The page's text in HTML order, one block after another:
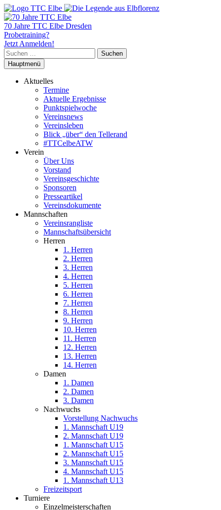
70 Jahre TTC Elbe Dresden
Probetraining?
Jetzt Anmelden!
Suchen
nach:
Hauptmenü
Aktuelles
Termine
Aktuelle Ergebnisse
Punktspielwoche
Vereinsnews
Vereinsleben
Blick „über“ den Tellerand
#TTCelbeATW
Verein
Über Uns
Vorstand
Vereinsgeschichte
Sponsoren
Presseartikel
Vereinsdokumente
Mannschaften
Vereinsrangliste
Mannschaftsübersicht
Herren
1. Herren
2. Herren
3. Herren
4. Herren
5. Herren
6. Herren
7. Herren
8. Herren
9. Herren
10. Herren
11. Herren
12. Herren
13. Herren
14. Herren
Damen
1. Damen
2. Damen
3. Damen
Nachwuchs
Vorstellung Nachwuchs
1. Mannschaft U19
2. Mannschaft U19
1. Mannschaft U15
2. Mannschaft U15
3. Mannschaft U15
4. Mannschaft U15
1. Mannschaft U13
Freizeitsport
Turniere
Einzelmeisterschaften